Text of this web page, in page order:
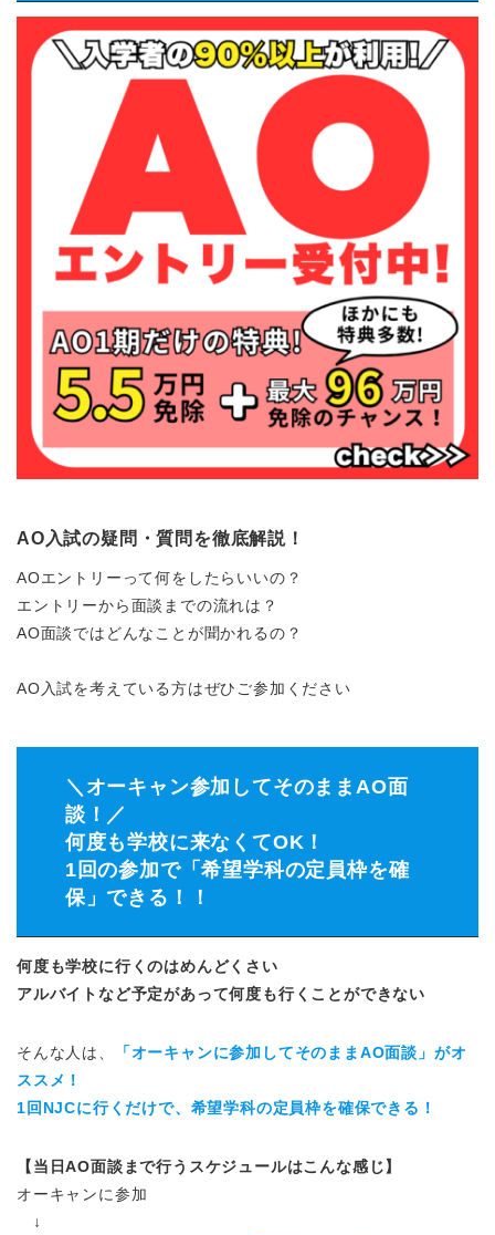
AO入試の疑問・質問を徹底解説！
AOエントリーって何をしたらいいの？
エントリーから面談までの流れは？
AO面談ではどんなことが聞かれるの？
AO入試を考えている方はぜひご参加ください
＼オーキャン参加してそのままAO面
談！／
何度も学校に来なくてOK！
1回の参加で「希望学科の定員枠を確
保」できる！！
何度も学校に行くのはめんどくさい
アルバイトなど予定があって何度も行くことができない
そんな人は、
「オーキャンに参加してそのままAO面談」がオ
ススメ！
1回NJCに行くだけで、希望学科の定員枠を確保できる！
【当日AO面談まで行うスケジュールはこんな感じ】
オーキャンに参加
↓